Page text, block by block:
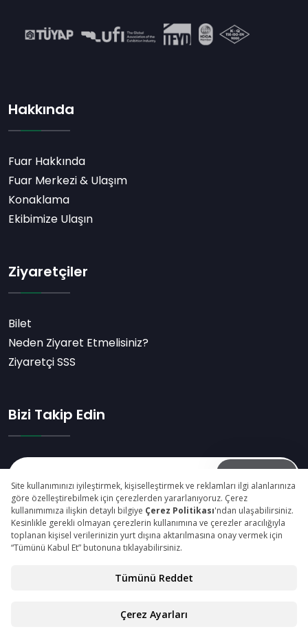
Hakkında
Fuar Hakkında
Fuar Merkezi & Ulaşım
Konaklama
Ekibimize Ulaşın
Ziyaretçiler
Bilet
Neden Ziyaret Etmelisiniz?
Ziyaretçi SSS
Bizi Takip Edin